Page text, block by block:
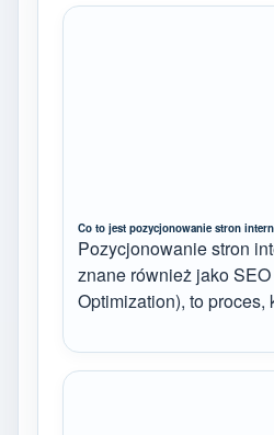
Co to jest pozycjonowanie stron
Pozycjonowanie stron
znane również jako
Optimization), to